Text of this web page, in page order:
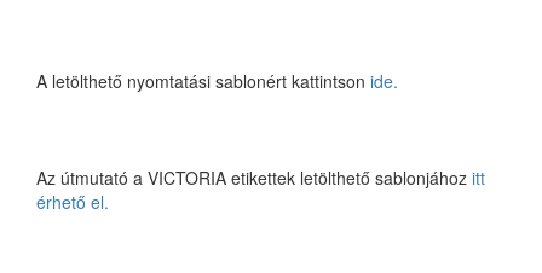
A letölthető nyomtatási sablonért kattintson ide.
Az útmutató a VICTORIA etikettek letölthető sablonjához itt
érhető el.